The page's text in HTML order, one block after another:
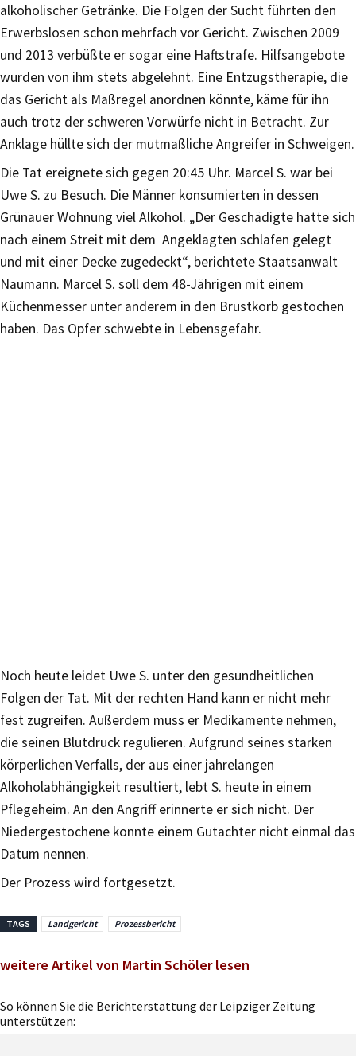
alkoholischer Getränke. Die Folgen der Sucht führten den
Erwerbslosen schon mehrfach vor Gericht. Zwischen 2009
und 2013 verbüßte er sogar eine Haftstrafe. Hilfsangebote
wurden von ihm stets abgelehnt. Eine Entzugstherapie, die
das Gericht als Maßregel anordnen könnte, käme für ihn
auch trotz der schweren Vorwürfe nicht in Betracht. Zur
Anklage hüllte sich der mutmaßliche Angreifer in Schweigen.
Die Tat ereignete sich gegen 20:45 Uhr. Marcel S. war bei
Uwe S. zu Besuch. Die Männer konsumierten in dessen
Grünauer Wohnung viel Alkohol. „Der Geschädigte hatte sich
nach einem Streit mit dem Angeklagten schlafen gelegt
und mit einer Decke zugedeckt“, berichtete Staatsanwalt
Naumann. Marcel S. soll dem 48-Jährigen mit einem
Küchenmesser unter anderem in den Brustkorb gestochen
haben. Das Opfer schwebte in Lebensgefahr.
Noch heute leidet Uwe S. unter den gesundheitlichen
Folgen der Tat. Mit der rechten Hand kann er nicht mehr
fest zugreifen. Außerdem muss er Medikamente nehmen,
die seinen Blutdruck regulieren. Aufgrund seines starken
körperlichen Verfalls, der aus einer jahrelangen
Alkoholabhängigkeit resultiert, lebt S. heute in einem
Pflegeheim. An den Angriff erinnerte er sich nicht. Der
Niedergestochene konnte einem Gutachter nicht einmal das
Datum nennen.
Der Prozess wird fortgesetzt.
TAGS Landgericht Prozessbericht
weitere Artikel von Martin Schöler lesen
So können Sie die Berichterstattung der Leipziger Zeitung
unterstützen: